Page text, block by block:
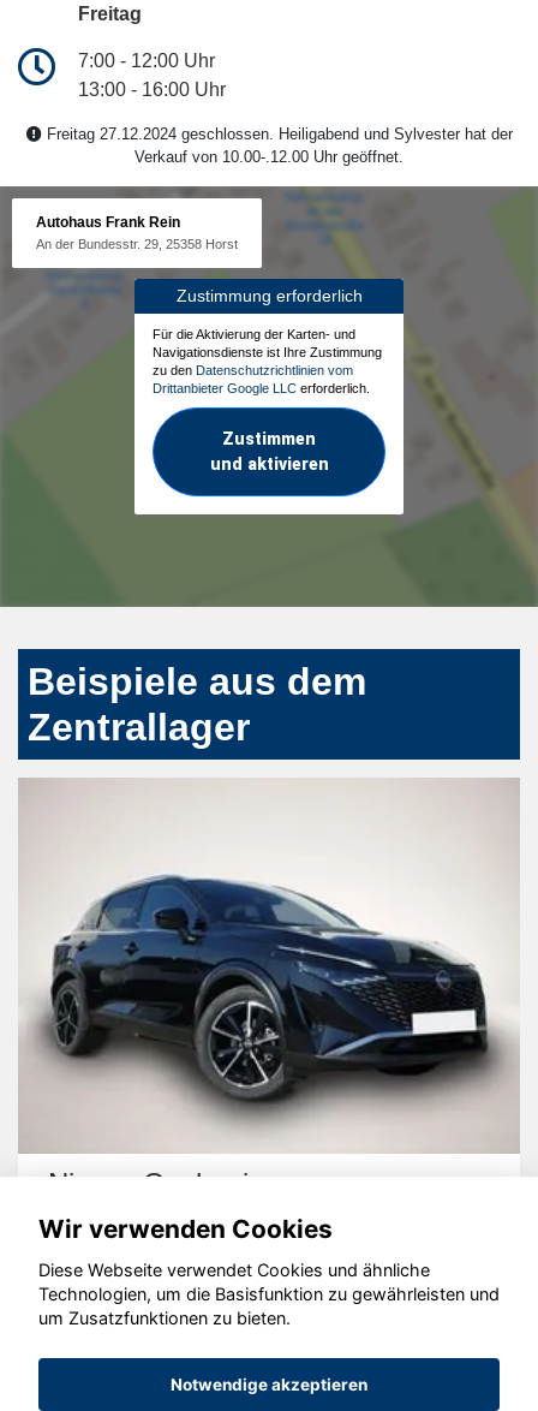
Freitag
7:00 - 12:00 Uhr
13:00 - 16:00 Uhr
Freitag 27.12.2024 geschlossen. Heiligabend und Sylvester hat der
Verkauf von 10.00-.12.00 Uhr geöffnet.
Autohaus Frank Rein
An der Bundesstr. 29, 25358 Horst
Zustimmung erforderlich
Für die Aktivierung der Karten- und
Navigationsdienste ist Ihre Zustimmung
zu den Datenschutzrichtlinien vom
Drittanbieter Google LLC erforderlich.
Zustimmen
und aktivieren
Beispiele aus dem
Zentrallager
Nissan Qashqai
© konjunkturmotor.de GmbH 2020 - 2026
Wir verwenden Cookies
Diese Webseite verwendet Cookies und ähnliche
Technologien, um die Basisfunktion zu gewährleisten und
um Zusatzfunktionen zu bieten.
Notwendige akzeptieren